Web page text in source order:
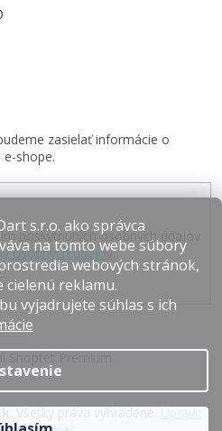
s.r.o. ako správca
na tomto webe súbory
webových stránok,
cielenú reklamu.
vyjadrujete súhlas s ich
zasielať informácie o
shope.
poskytnutých osobných údajov
osobných údajov.
. Všetky práva vyhradené.Upraviť